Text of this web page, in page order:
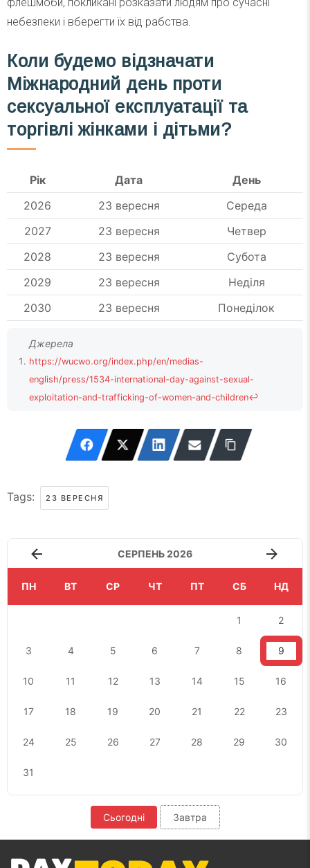
небезпеки і вберегти їх від рабства.
Коли будемо відзначати
Міжнародний день проти
сексуальної експлуатації та
торгівлі жінками і дітьми?
Рік Дата
День
2026
23 вересня
Середа
2027
23 вересня
Четвер
2028
23 вересня
Субота
2029
23 вересня
Неділя
2030
23 вересня Понеділок
https://wucwo.org/index.php/en/medias-
english/press/1534-international-day-against-sexual-
exploitation-and-trafficking-of-women-and-children↩
Tags: 23 ВЕРЕСНЯ
СЕРПЕНЬ 2026
ПН ВТ СР ЧТ ПТ СБ НД
1 2
3 4 5 6 7 8 9
10 11 12 13 14 15 16
17 18 19 20 21 22 23
24 25 26 27 28 29 30
31
Сьогодні Завтра